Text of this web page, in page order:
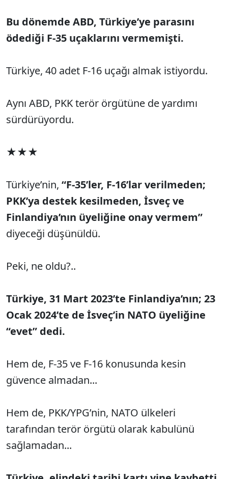
Bu dönemde ABD, Türkiye’ye parasını
ödediği F-35 uçaklarını vermemişti.
Türkiye, 40 adet F-16 uçağı almak istiyordu.
Aynı ABD, PKK terör örgütüne de yardımı
sürdürüyordu.
★★★
Türkiye’nin, “F-35’ler, F-16’lar verilmeden;
PKK’ya destek kesilmeden, İsveç ve
Finlandiya’nın üyeliğine onay vermem”
diyeceği düşünüldü.
Peki, ne oldu?..
Türkiye, 31 Mart 2023’te Finlandiya’nın; 23
Ocak 2024’te de İsveç’in NATO üyeliğine
“evet” dedi.
Hem de, F-35 ve F-16 konusunda kesin
güvence almadan...
Hem de, PKK/YPG’nin, NATO ülkeleri
tarafından terör örgütü olarak kabulünü
sağlamadan...